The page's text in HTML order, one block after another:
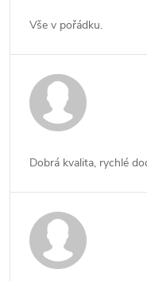
Vše v pořádku.
Dobrá kvalita, rychlé